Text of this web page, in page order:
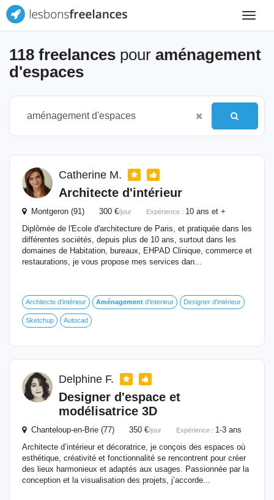
Toggle
118 freelances pour aménagement
d'espaces
Catherine M.
Architecte d'intérieur
Montgeron (91) 300 €/jour Expérience : 10 ans et +
Diplômée de l'Ecole d'architecture de Paris, et pratiquée dans les
différentes sociétés, depuis plus de 10 ans, surtout dans les
domaines de Habitation, bureaux, EHPAD Clinique, commerce et
restaurations, je vous propose mes services dan...
Architecte d'intérieur Aménagement d'interieur Designer d'intérieur
Sketchup Autocad
Delphine F.
Designer d'espace et
modélisatrice 3D
Chanteloup-en-Brie (77) 350 €/jour Expérience : 1-3 ans
Architecte d’intérieur et décoratrice, je conçois des espaces où
esthétique, créativité et fonctionnalité se rencontrent pour créer
des lieux harmonieux et adaptés aux usages. Passionnée par la
conception et la visualisation des projets, j’accorde...